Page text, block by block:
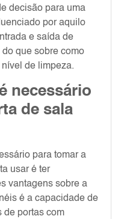
decisão para uma
por aquilo
e saída de
que sobre como
de limpeza.
necessário
de sala
para tomar a
usar é ter
vantagens sobre a
é a capacidade de
de portas com